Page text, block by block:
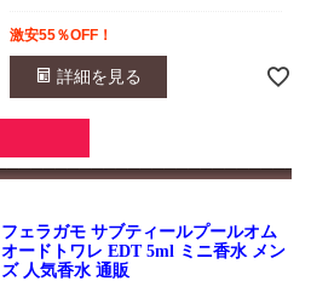
激安55％OFF！
詳細を見る
フェラガモ サブティールプールオム
オードトワレ EDT 5ml ミニ香水 メン
ズ 人気香水 通販